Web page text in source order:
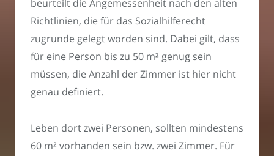
beurteilt die Angemessenheit nach den alten
Richtlinien, die für das Sozialhilferecht
zugrunde gelegt worden sind. Dabei gilt, dass
für eine Person bis zu 50 m² genug sein
müssen, die Anzahl der Zimmer ist hier nicht
genau definiert.
Leben dort zwei Personen, sollten mindestens
60 m² vorhanden sein bzw. zwei Zimmer. Für